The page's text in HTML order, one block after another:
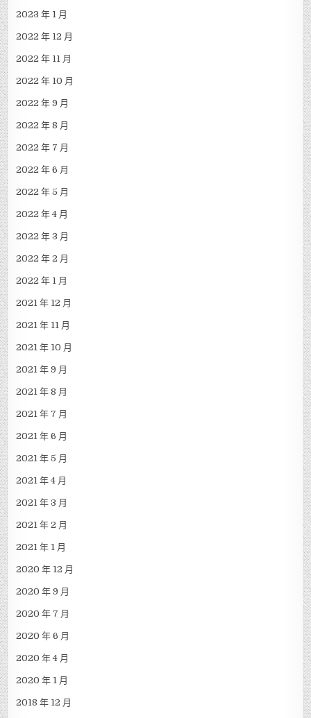
2023 年 1 月
2022 年 12 月
2022 年 11 月
2022 年 10 月
2022 年 9 月
2022 年 8 月
2022 年 7 月
2022 年 6 月
2022 年 5 月
2022 年 4 月
2022 年 3 月
2022 年 2 月
2022 年 1 月
2021 年 12 月
2021 年 11 月
2021 年 10 月
2021 年 9 月
2021 年 8 月
2021 年 7 月
2021 年 6 月
2021 年 5 月
2021 年 4 月
2021 年 3 月
2021 年 2 月
2021 年 1 月
2020 年 12 月
2020 年 9 月
2020 年 7 月
2020 年 6 月
2020 年 4 月
2020 年 1 月
2018 年 12 月